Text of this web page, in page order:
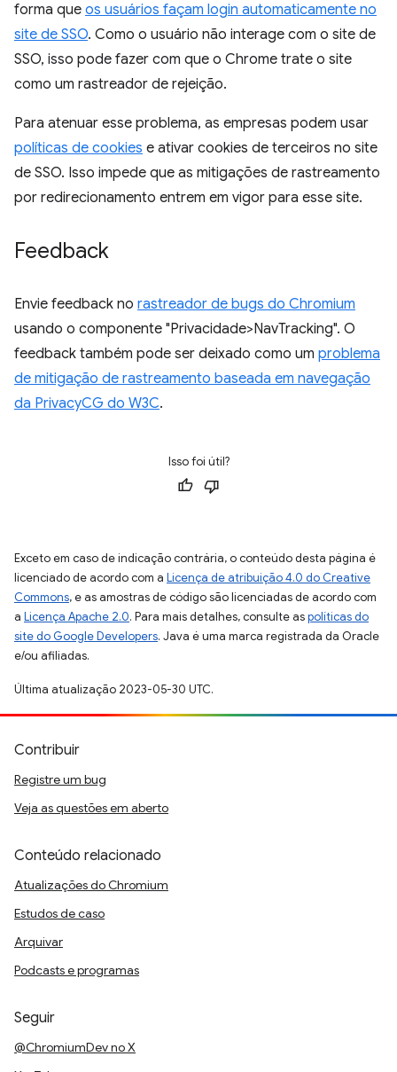
forma que os usuários façam login automaticamente no
site de SSO. Como o usuário não interage com o site de
SSO, isso pode fazer com que o Chrome trate o site
como um rastreador de rejeição.
Para atenuar esse problema, as empresas podem usar
políticas de cookies e ativar cookies de terceiros no site
de SSO. Isso impede que as mitigações de rastreamento
por redirecionamento entrem em vigor para esse site.
Feedback
Envie feedback no rastreador de bugs do Chromium
usando o componente "Privacidade>NavTracking". O
feedback também pode ser deixado como um problema
de mitigação de rastreamento baseada em navegação
da PrivacyCG do W3C.
Isso foi útil?
Exceto em caso de indicação contrária, o conteúdo desta página é
licenciado de acordo com a Licença de atribuição 4.0 do Creative
Commons, e as amostras de código são licenciadas de acordo com
a Licença Apache 2.0. Para mais detalhes, consulte aspolíticas do
site do Google Developers. Java é uma marca registrada da Oracle
e/ou afiliadas.
Última atualização 2023-05-30 UTC.
Contribuir
Registre um bug
Veja as questões em aberto
Conteúdo relacionado
Atualizações do Chromium
Estudos de caso
Arquivar
Podcasts e programas
Seguir
@ChromiumDev no X